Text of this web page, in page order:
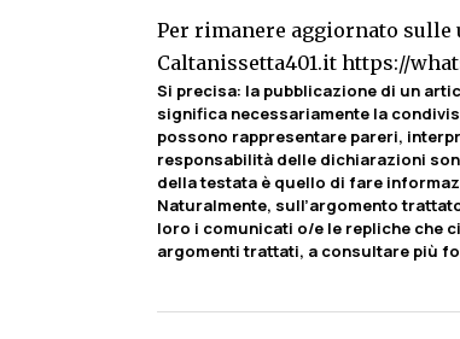
Per rimanere aggiornato
Caltanissetta401.it https://
Si precisa: la pubblicazione di un
significa necessariamente la
possono rappresentare pareri,
responsabilità delle dichiarazioni
della testata è quello di fare
Naturalmente, sull’argomento
loro i comunicati o/e le repliche che
argomenti trattati, a consultare più